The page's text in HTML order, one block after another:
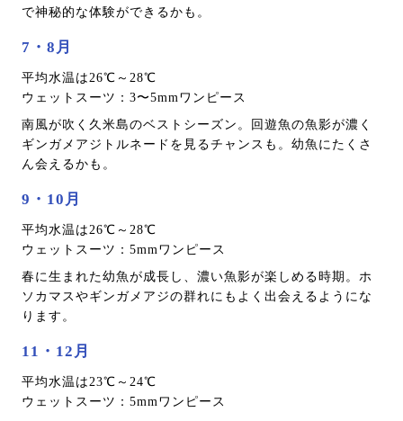
で神秘的な体験ができるかも。
7・8月
平均水温は26℃～28℃
ウェットスーツ：3〜5mmワンピース
南風が吹く久米島のベストシーズン。回遊魚の魚影が濃く
ギンガメアジトルネードを見るチャンスも。幼魚にたくさ
ん会えるかも。
9・10月
平均水温は26℃～28℃
ウェットスーツ：5mmワンピース
春に生まれた幼魚が成長し、濃い魚影が楽しめる時期。ホ
ソカマスやギンガメアジの群れにもよく出会えるようにな
ります。
11・12月
平均水温は23℃～24℃
ウェットスーツ：5mmワンピース